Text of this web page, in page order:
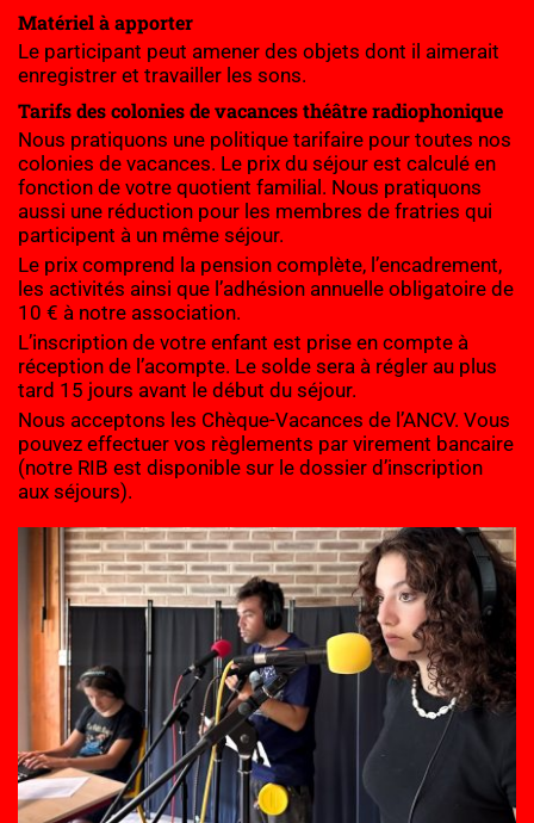
Matériel à apporter
Le participant peut amener des objets dont il aimerait
enregistrer et travailler les sons.
Tarifs des colonies de vacances théâtre radiophonique
Nous pratiquons une politique tarifaire pour toutes nos
colonies de vacances. Le prix du séjour est calculé en
fonction de votre quotient familial. Nous pratiquons
aussi une réduction pour les membres de fratries qui
participent à un même séjour.
Le prix comprend la pension complète, l’encadrement,
les activités ainsi que l’adhésion annuelle obligatoire de
10 € à notre association.
L’inscription de votre enfant est prise en compte à
réception de l’acompte. Le solde sera à régler au plus
tard 15 jours avant le début du séjour.
Nous acceptons les Chèque-Vacances de l’ANCV. Vous
pouvez effectuer vos règlements par virement bancaire
(notre RIB est disponible sur le dossier d’inscription
aux séjours).